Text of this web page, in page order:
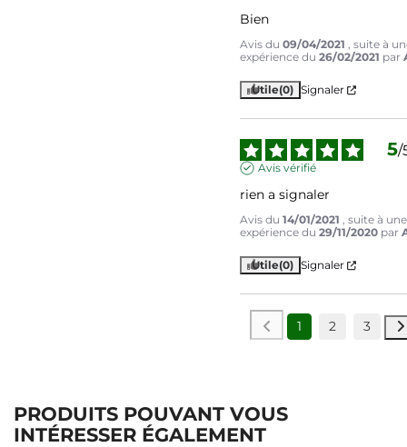
Bien
Avis du09/04/2021 , suite à
expérience du26/02/2021 par
Utile(0) Signaler
5/
Avis vérifié
rien a signaler
Avis du14/01/2021 , suite à une
expérience du29/11/2020 par
Utile(0) Signaler
1 2 3
PRODUITS POUVANT VOUS
INTÉRESSER ÉGALEMENT